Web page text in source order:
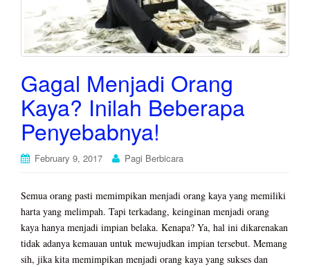
a
t
i
o
Gagal Menjadi Orang
Kaya? Inilah Beberapa
Penyebabnya!
February 9, 2017 Pagi Berbicara
Semua orang pasti memimpikan menjadi orang kaya yang memiliki
harta yang melimpah. Tapi terkadang, keinginan menjadi orang
kaya hanya menjadi impian belaka. Kenapa? Ya, hal ini dikarenakan
tidak adanya kemauan untuk mewujudkan impian tersebut. Memang
sih, jika kita memimpikan menjadi orang kaya yang sukses dan